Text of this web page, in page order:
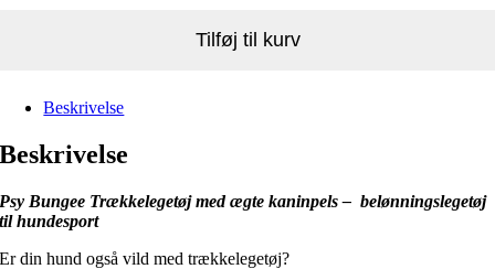
Tilføj til kurv
Beskrivelse
Beskrivelse
Psy Bungee Trækkelegetøj med ægte kaninpels – belønningslegetøj
til hundesport
Er din hund også vild med trækkelegetøj?